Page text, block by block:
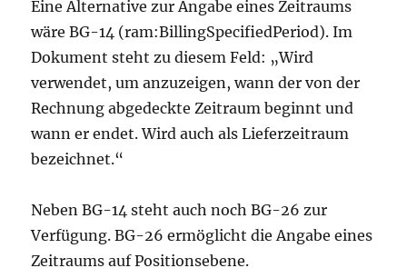
Eine Alternative zur Angabe eines Zeitraums
wäre BG-14 (ram:BillingSpecifiedPeriod). Im
Dokument steht zu diesem Feld: „Wird
verwendet, um anzuzeigen, wann der von der
Rechnung abgedeckte Zeitraum beginnt und
wann er endet. Wird auch als Lieferzeitraum
bezeichnet.“
Neben BG-14 steht auch noch BG-26 zur
Verfügung. BG-26 ermöglicht die Angabe eines
Zeitraums auf Positionsebene.